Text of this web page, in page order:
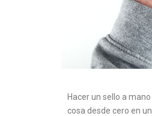
Hacer un sello a
cosa desde cero en